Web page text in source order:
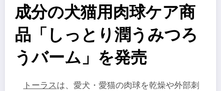
成分の犬猫用肉球ケア商
品「しっとり潤うみつろ
うバーム」を発売
トーラスは、愛犬・愛猫の肉球を乾燥や外部刺